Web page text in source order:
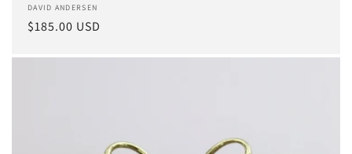
Anbieter:
DAVID ANDERSEN
Normaler
$185.00 USD